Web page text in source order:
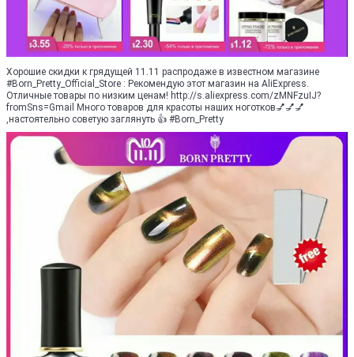
Хорошие скидки к грядущей 11.11 распродаже в известном магазине
#Born_Pretty_Official_Store : Рекомендую этот магазин на AliExpress.
Отличные товары по низким ценам! http://s.aliexpress.com/zMNFzuIJ?
fromSns=Gmail Много товаров для красоты наших ноготков💅💅💅
,настоятельно советую заглянуть 👍 #Born_Pretty